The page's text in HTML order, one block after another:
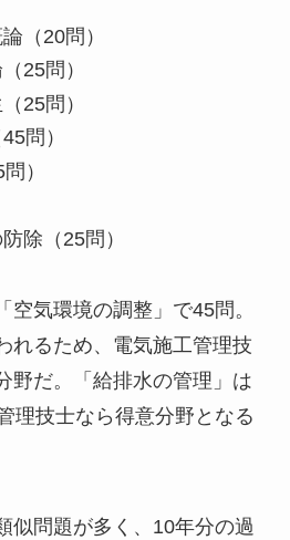
（20問）
25問）
25問）
問）
）
除（25問）
空気環境の調整」で45問。
れるため、電気施工管理技
野だ。「給排水の管理」は
理技士なら得意分野となる
似問題が多く、10年分の過